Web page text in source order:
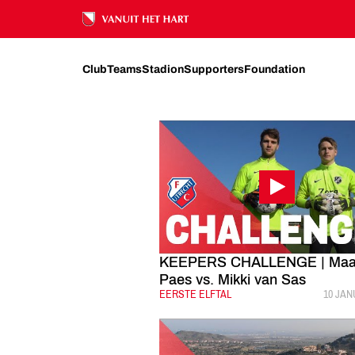
Ons nalatenschap
ClubTeamsStadionSupportersFoundation
FC UTRECHT
KEEPERS CHALLENGE |
Paes vs. Mikki van Sas
CATEGORIE:
EERSTE ELFTAL 10